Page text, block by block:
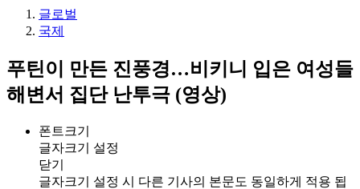
글로벌
국제
푸틴이 만든 진풍경…비키니 입은 여성들
해변서 집단 난투극 (영상)
폰트크기
글자크기 설정
닫기
글자크기 설정 시 다른 기사의 본문도 동일하게 적용 됩